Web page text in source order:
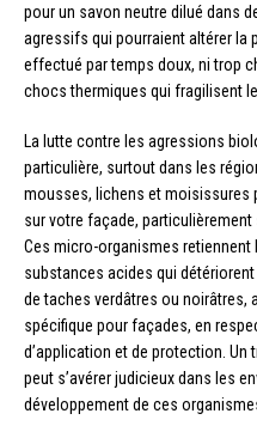
pour un savon neutre dilué dans
agressifs qui pourraient altérer la
effectué par temps doux, ni trop
chocs thermiques qui fragilisent
La lutte contre les agressions
particulière, surtout dans les
mousses, lichens et moisissures
sur votre façade,
Ces micro-organismes retiennent
substances acides qui
de taches verdâtres ou noirâtres,
spécifique pour façades, en
d’application et de protection.
peut s’avérer judicieux dans les
développement de ces